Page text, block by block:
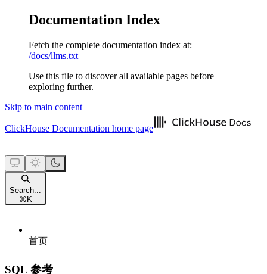
Documentation Index
Fetch the complete documentation index at:
/docs/llms.txt
Use this file to discover all available pages before
exploring further.
Skip to main content
ClickHouse Documentation home page
Search...
⌘ K
首页
SQL 参考